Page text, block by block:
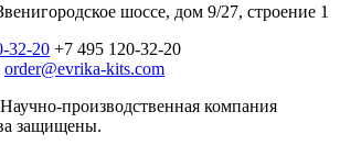
шоссе, дом 9/27, строение 1
32-20 +7 495 120-32-20
order@evrika-kits.com
производственная компания
защищены.